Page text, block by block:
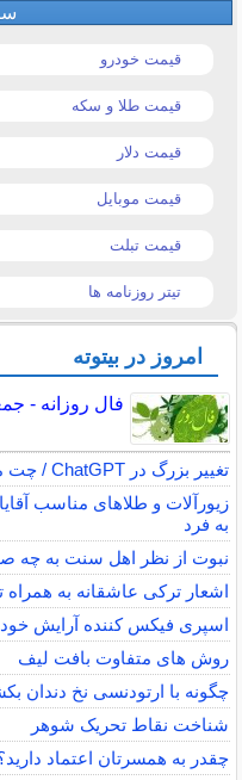
قیمت خودرو
قیمت طلا و سکه
قیمت دلار
قیمت موبایل
قیمت تبلت
تیتر روزنامه ها
امروز در بیتوته
فال روزانه - جمعه 16
تغییر بزرگ در ChatGPT / چت متنی نامحدود و رایگان
زیورآلات و طلاهای مناسب
به فرد
نبوت از نظر اهل سنت به چه
اشعار ترکی عاشقانه به
اسپری فیکس کننده آرایش خود
روش های متفاوت بافت لیف
چگونه با ارتودنسی نخ دندان
شناخت نقاط تحریک شوهر
چقدر به همسرتان اعتماد